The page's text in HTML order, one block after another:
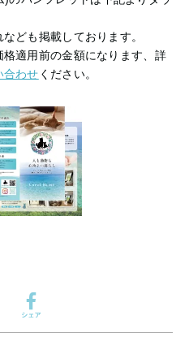
ども掲載しております。
適用前の金額になります、詳
合わせ ください。